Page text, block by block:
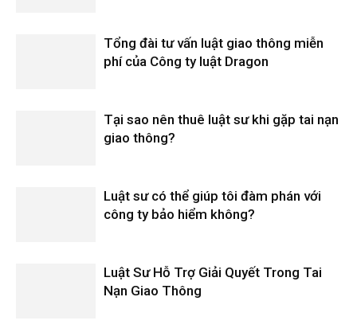
Tổng đài tư vấn luật giao thông miễn
phí của Công ty luật Dragon
Tại sao nên thuê luật sư khi gặp tai nạn
giao thông?
Luật sư có thể giúp tôi đàm phán với
công ty bảo hiểm không?
Luật Sư Hỗ Trợ Giải Quyết Trong Tai
Nạn Giao Thông